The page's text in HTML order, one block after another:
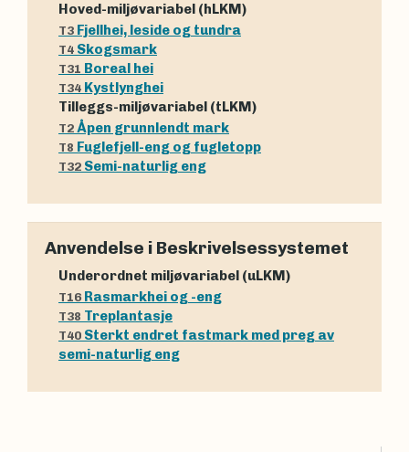
Hoved-miljøvariabel (hLKM)
T3 Fjellhei, leside og tundra
T4 Skogsmark
T31 Boreal hei
T34 Kystlynghei
Tilleggs-miljøvariabel (tLKM)
T2 Åpen grunnlendt mark
T8 Fuglefjell-eng og fugletopp
T32 Semi-naturlig eng
Anvendelse i Beskrivelsessystemet
Underordnet miljøvariabel (uLKM)
T16 Rasmarkhei og -eng
T38 Treplantasje
T40 Sterkt endret fastmark med preg av
semi-naturlig eng